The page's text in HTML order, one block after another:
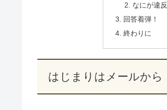
なにが違
回答着弾！
終わりに
はじまりはメールから